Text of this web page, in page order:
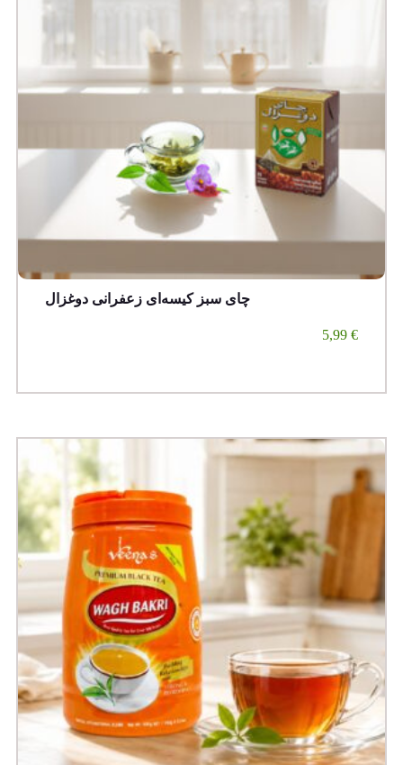
چای سبز کیسه‌ای زعفرانی دوغزال
€
5,99